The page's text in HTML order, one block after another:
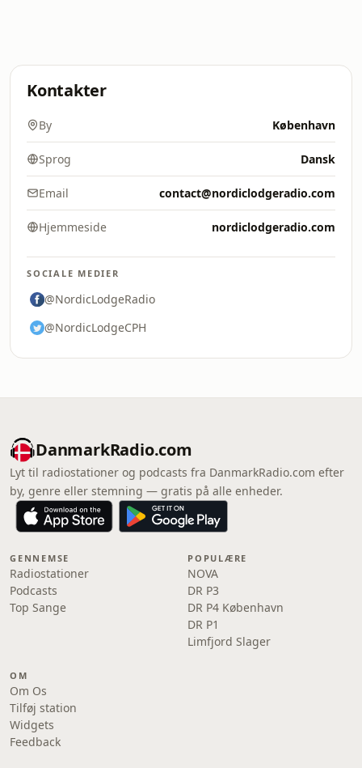
Kontakter
By København
Sprog Dansk
Email contact@nordiclodgeradio.com
Hjemmeside nordiclodgeradio.com
SOCIALE MEDIER
@NordicLodgeRadio
@NordicLodgeCPH
DanmarkRadio.com
Lyt til radiostationer og podcasts fra DanmarkRadio.com efter
by, genre eller stemning — gratis på alle enheder.
GENNEMSE
Radiostationer
Podcasts
Top Sange
POPULÆRE
NOVA
DR P3
DR P4 København
DR P1
Limfjord Slager
OM
Om Os
Tilføj station
Widgets
Feedback